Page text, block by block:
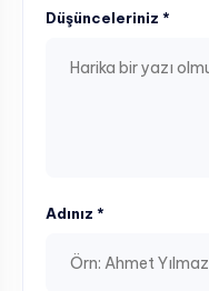
Düşünceleriniz *
Adınız *